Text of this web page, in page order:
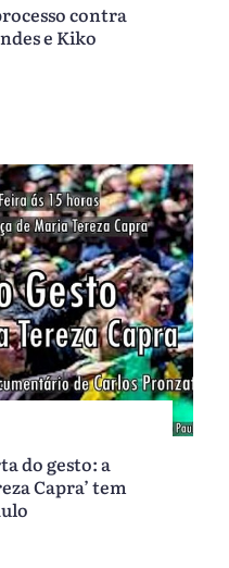
contra
e Kiko
do gesto: a
Capra’ tem